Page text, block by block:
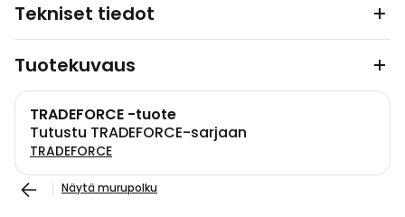
Tekniset tiedot
Tuotekuvaus
TRADEFORCE -tuote
Tutustu TRADEFORCE-sarjaan
TRADEFORCE
Näytä murupolku